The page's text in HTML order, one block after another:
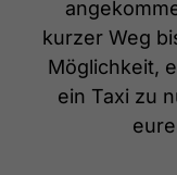
kurzer Weg
Möglichkeit,
ein Taxi zu